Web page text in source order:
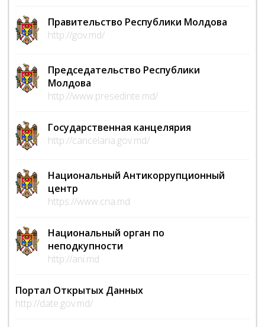
Правительство Республики Молдова
http://gov.md/
Председательство Республики
Молдова
http://www.presedinte.md/
Государственная канцелярия
http://cancelaria.gov.md/
Национальный Антикоррупционный
центр
https://www.cna.md
Национальный орган по
неподкупности
http://ani.md
Портал Открытых Данных
http://date.gov.md/